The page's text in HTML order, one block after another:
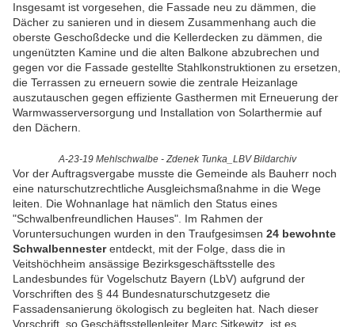
Insgesamt ist vorgesehen, die Fassade neu zu dämmen, die
Dächer zu sanieren und in diesem Zusammenhang auch die
oberste Geschoßdecke und die Kellerdecken zu dämmen, die
ungenützten Kamine und die alten Balkone abzubrechen und
gegen vor die Fassade gestellte Stahlkonstruktionen zu ersetzen,
die Terrassen zu erneuern sowie die zentrale Heizanlage
auszutauschen gegen effiziente Gasthermen mit Erneuerung der
Warmwasserversorgung und Installation von Solarthermie auf
den Dächern.
A-23-19 Mehlschwalbe - Zdenek Tunka_LBV Bildarchiv
Vor der Auftragsvergabe musste die Gemeinde als Bauherr noch
eine naturschutzrechtliche Ausgleichsmaßnahme in die Wege
leiten. Die Wohnanlage hat nämlich den Status eines
"Schwalbenfreundlichen Hauses". Im Rahmen der
Voruntersuchungen wurden in den Traufgesimsen 24 bewohnte
Schwalbennesterentdeckt, mit der Folge, dass die in
Veitshöchheim ansässige Bezirksgeschäftsstelle des
Landesbundes für Vogelschutz Bayern (LbV) aufgrund der
Vorschriften des § 44 Bundesnaturschutzgesetz die
Fassadensanierung ökologisch zu begleiten hat. Nach dieser
Vorschrift, so Geschäftsstellenleiter Marc Sitkewitz, ist es